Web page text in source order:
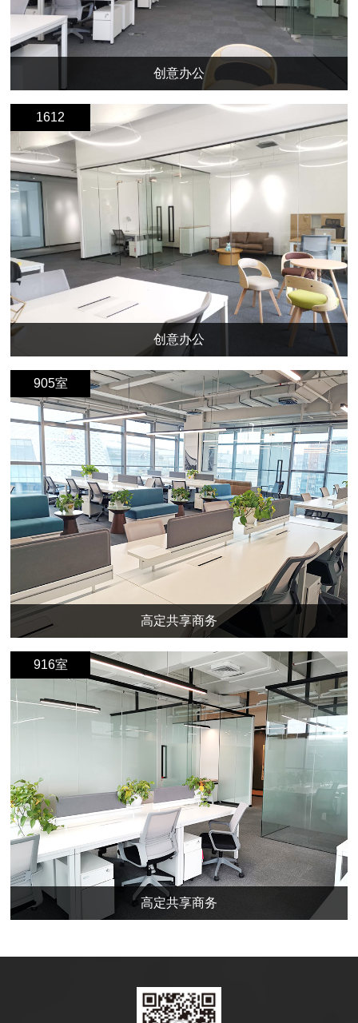
创意办公
创意办公
1612
高定共享商务
905室
高定共享商务
916室